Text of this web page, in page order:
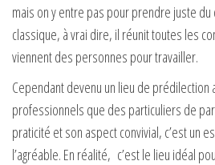
mais on y entre pas pour prendre juste du
classique, à vrai dire, il réunit toutes les
viennent des personnes pour travailler.
Cependant devenu un lieu de prédilection
professionnels que des particuliers de
praticité et son aspect convivial, c’est un
l’agréable. En réalité, c’est le lieu idéal